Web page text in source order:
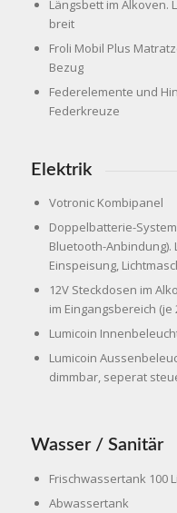
Längsbett im Alkoven.
breit
Froli Mobil Plus
Bezug
Federelemente und
Federkreuze
Elektrik
Votronic Kombipanel
Doppelbatterie-
Bluetooth-Anbindung).
Einspeisung,
12V Steckdosen im
im Eingangsbereich (je
Lumicoin
Lumicoin
dimmbar, seperat
Wasser / Sanitär
Frischwassertank 100
Abwassertank